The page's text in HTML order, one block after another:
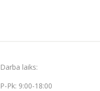
Darba laiks:
P-Pk: 9:00-18:00